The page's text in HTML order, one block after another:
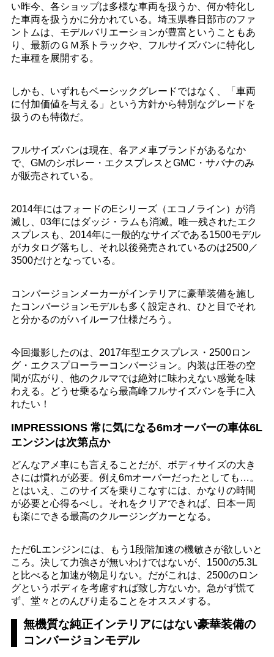
い昨今、各ショップは多様な車両を扱うか、何か特化し
た車両を扱うかに分かれている。埼玉県春日部市のファ
ントムは、モデルバリエーションが豊富ということもあ
り、最新のＧＭ系トラックや、フルサイズバンに特化し
た車種を展開する。
しかも、いずれもベーシックグレードではなく、「車両
に付加価値を与える」という方針から特別なグレードを
扱うのも特徴だ。
フルサイズバンは現在、各アメ車ブランドがあるなか
で、GMのシボレー・エクスプレスとGMC・サバナのみ
が販売されている。
2014年にはフォードのEシリーズ（エコノライン）が消
滅し、03年にはダッジ・ラムも消滅。唯一残されたエク
スプレスも、2014年に一般的なサイズである1500モデル
がカタログ落ちし、それ以後発売されているのは2500／
3500だけとなっている。
コンバージョンメーカーがインテリアに豪華装備を施し
たコンバージョンモデルも多く設定され、ひと目でそれ
と分かるのがハイルーフ仕様だろう。
今回撮影したのは、2017年型エクスプレス・2500ロン
グ・エクスプローラーコンバージョン。内装は圧巻の空
間が広がり、他のクルマでは絶対に味わえない感覚を味
わえる。どうせ乗るなら最高峰フルサイズバンを手に入
れたい！
IMPRESSIONS 常に気になる6mオーバーの車体6L
エンジンは次第点か
どんなアメ車にも言えることだが、ボディサイズの大き
さには慣れが必要。例え6mオーバーだったとしても…。
とはいえ、このサイズを乗りこなすには、かなりの時間
が必要と心得るべし。それをクリアできれば、日本一周
も楽にできる最高のクルージングカーとなる。
ただ6Lエンジンには、もう1段階加速の機敏さが欲しいと
ころ。決して力強さが無いわけではないが、1500の5.3L
と比べると加速が物足りない。だがこれは、2500のロン
グというボディを考慮すれば致し方ないか。急がず慌て
ず、堂々とのんびり走ることをオススメする。
無機質な純正インテリアにはない豪華装備の
コンバージョンモデル